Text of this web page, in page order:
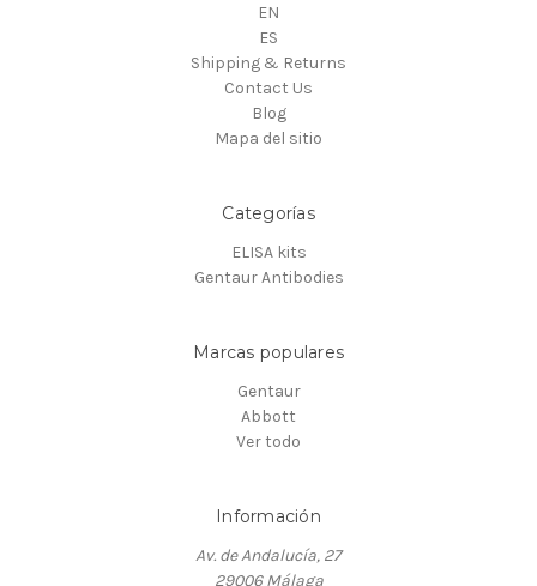
EN
ES
Shipping & Returns
Contact Us
Blog
Mapa del sitio
Categorías
ELISA kits
Gentaur Antibodies
Marcas populares
Gentaur
Abbott
Ver todo
Información
Av. de Andalucía, 27
29006 Málaga